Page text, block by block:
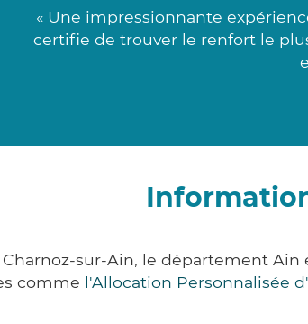
« Une impressionnante
certifie de trouver le renfort le
sur-Ain, le département Ain
comme l'Allocation Personnalisée